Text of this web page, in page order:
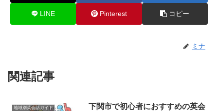
LINE Pinterest コピー
ミナ
関連記事
地域別英会話ガイド
下関市で初心者におすすめの英会